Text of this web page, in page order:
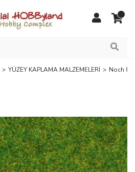
YÜZEY KAPLAMA MALZEMELERİ Noch